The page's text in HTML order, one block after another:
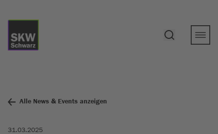
Alle News & Events anzeigen
31.03.2025